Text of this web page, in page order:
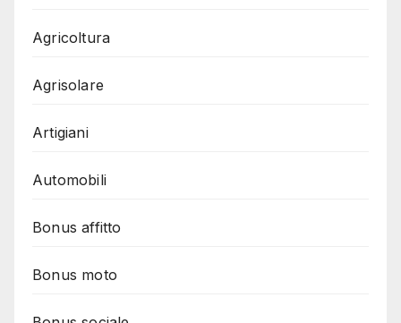
Agricoltura
Agrisolare
Artigiani
Automobili
Bonus affitto
Bonus moto